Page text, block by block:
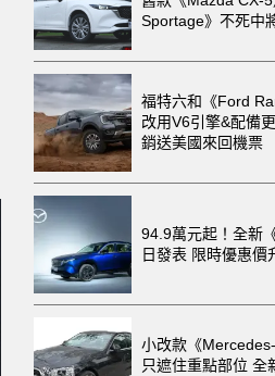
Sportage》不死中
福特六和《Ford
改用V6引擎&配備
銷送美國來回機票
94.9萬元起！全新
日發表 限時優惠價
小改款《
只遮住重點部位 全